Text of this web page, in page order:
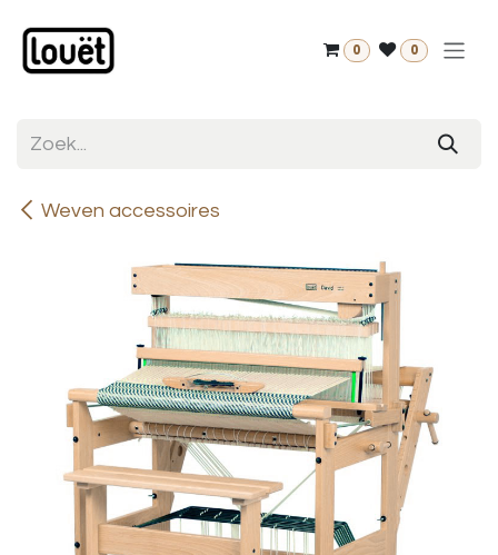
0 0
Weven accessoires